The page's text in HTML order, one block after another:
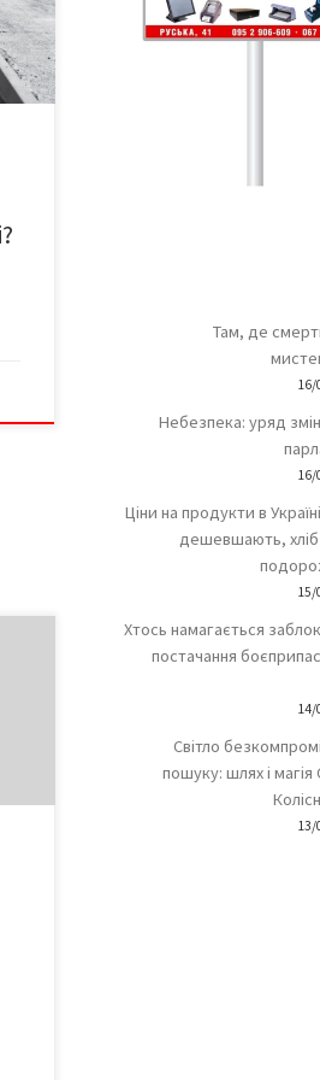
і
Там, де
16/
Небезпека: уряд
16/
Ціни на продукти в
дешевшають,
15/
Хтось намагається
постачання
14/
Світло
пошуку: шлях і магія
13/